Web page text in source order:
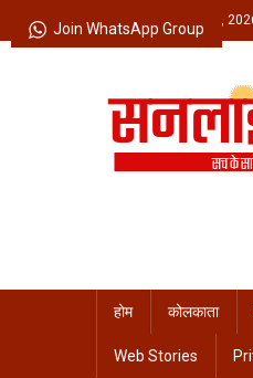
to
Friday, August 07,
होम कोलकाता
Web Stories
Join WhatsApp Group